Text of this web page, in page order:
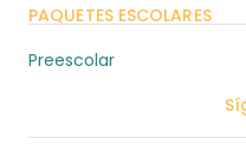
PAQUETES ESCOLARES
Preescolar